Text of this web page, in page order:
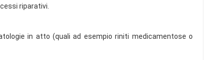
riparativi.
in atto (quali ad esempio riniti medicamentose o